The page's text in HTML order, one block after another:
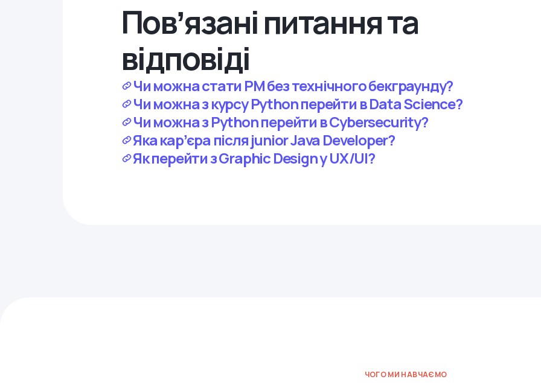
Повʼязані питання та
відповіді
Чи можна стати PM без технічного бекграунду?
Чи можна з курсу Python перейти в Data Science?
Чи можна з Python перейти в Cybersecurity?
Яка карʼєра після junior Java Developer?
Як перейти з Graphic Design у UX/UI?
ЧОГО МИ НАВЧАЄМО